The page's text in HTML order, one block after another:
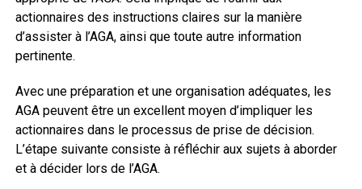
actionnaires des instructions claires sur la manière
d’assister à l’AGA, ainsi que toute autre information
pertinente.
Avec une préparation et une organisation adéquates, les
AGA peuvent être un excellent moyen d’impliquer les
actionnaires dans le processus de prise de décision.
L’étape suivante consiste à réfléchir aux sujets à aborder
et à décider lors de l’AGA.